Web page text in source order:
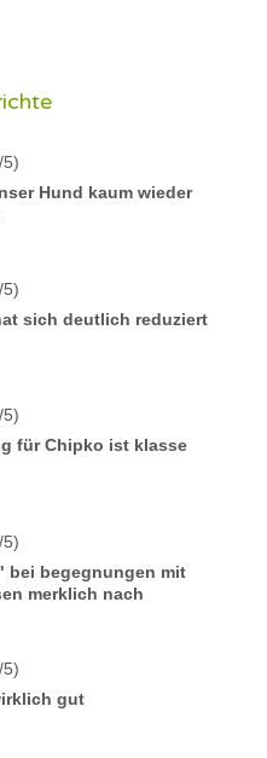
5)
Hund kaum wieder
5)
sich deutlich reduziert
5)
für Chipko ist klasse
5)
bei begegnungen mit
merklich nach
5)
gut